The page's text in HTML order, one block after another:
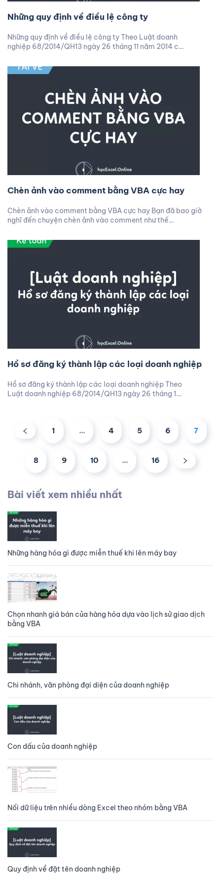
Những quy định về điều lệ công ty
Những quy định về điều lệ công ty Theo Luật doanh
nghiệp 68/2014/QH13 ngày 26 tháng 11 năm 2014 c…
Chèn ảnh vào comment bằng VBA cực hay
Chèn ảnh vào comment bằng VBA cực hay Bạn đã bao giờ
nghĩ đến chuyện chèn ảnh vào comment như thế…
Hồ sơ đăng ký thành lập các loại doanh nghiệp
Hồ sơ đăng ký thành lập các loại doanh nghiệp Theo
Luật doanh nghiệp 68/2014/QH13 ngày 26 tháng 1…
1 … 4 5 6 7
8 9 10 … 16
Bài viết xem nhiều nhất
Những hàng hóa gì được miễn thuế khi lên máy bay
Chọn nhanh giá bán của hàng hóa dựa vào lịch sử giao dịch
bằng VBA
Chi nhánh, văn phòng đại diện của doanh nghiệp
Con dấu của doanh nghiệp
Nối dữ liệu trên nhiều dòng Excel theo nhóm bằng VBA
Quy định về đặt tên doanh nghiệp